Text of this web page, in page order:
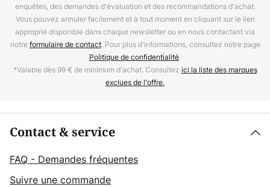
enquêtes, des demandes d'évaluation et des recommandations d'achat.
Vous pouvez annuler facilement et à tout moment en cliquant sur le lien
approprié disponible dans chaque newsletter ou en nous contactant via
notreformulaire de contact. Pour plus d'informations, consultez notre page
Politique de confidentialité.
*Valable dès 99 € de minimum d'achat. Consultez ici la liste des marques
exclues de l'offre.
Contact & service
FAQ - Demandes fréquentes
Suivre une commande